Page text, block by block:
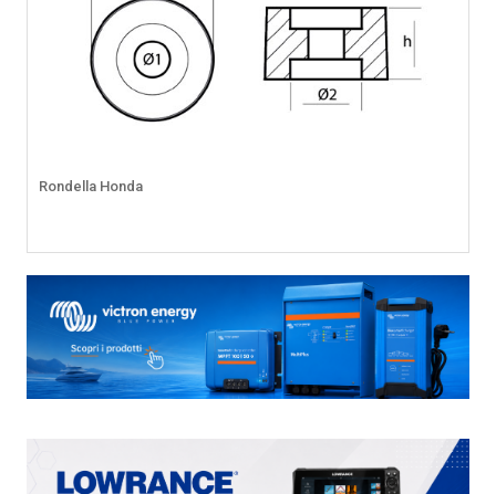
Rondella Honda